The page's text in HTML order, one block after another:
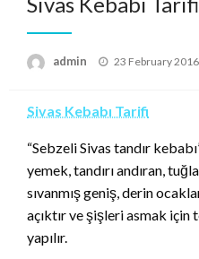
admin
Posted
23 February 2016
Sivas Kebabı Tarifi
“Sebzeli Sivas tandır
yemek, tandırı andıran,
sıvanmış geniş, derin
açıktır ve şişleri asmak için
yapılır.